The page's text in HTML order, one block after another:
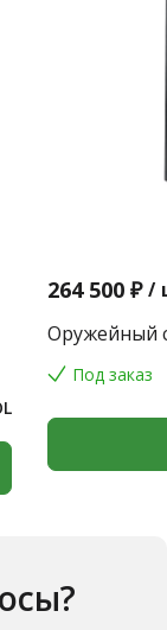
264 500 ₽ /
Оружейный
Под заказ